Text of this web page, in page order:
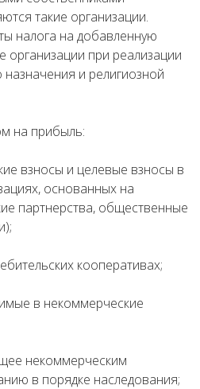
такие организации.
налога на добавленную
организации при реализации
и религиозной
на прибыль:
взносы и целевые взносы в
основанных на
партнерства, общественные
кооперативах;
в некоммерческие
некоммерческим
в порядке наследования;